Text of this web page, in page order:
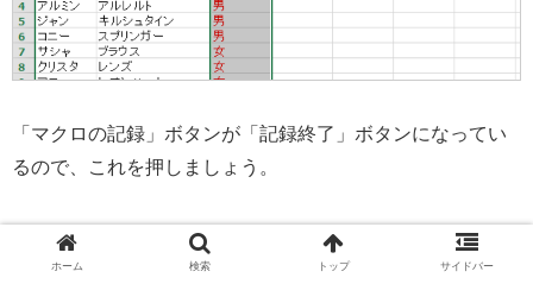
「マクロの記録」ボタンが「記録終了」ボタンになってい
るので、これを押しましょう。
ホーム 検索 トップ サイドバー